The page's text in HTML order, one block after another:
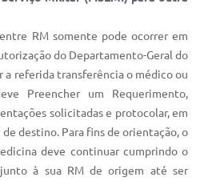
RM somente pode ocorrer em
do Departamento-Geral do
a referida transferência o médico ou
Preencher um Requerimento,
solicitadas e protocolar, em
de destino. Para fins de orientação, o
deve continuar cumprindo o
à sua RM de origem até ser